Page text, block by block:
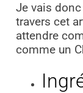
Je vais
travers cet
attendre
comme un